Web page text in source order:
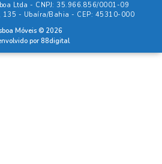
Ltda - CNPJ: 35.966.856/0001-09
135 - Ubaíra/Bahia - CEP: 45310-000
Móveis © 2026
por88digital